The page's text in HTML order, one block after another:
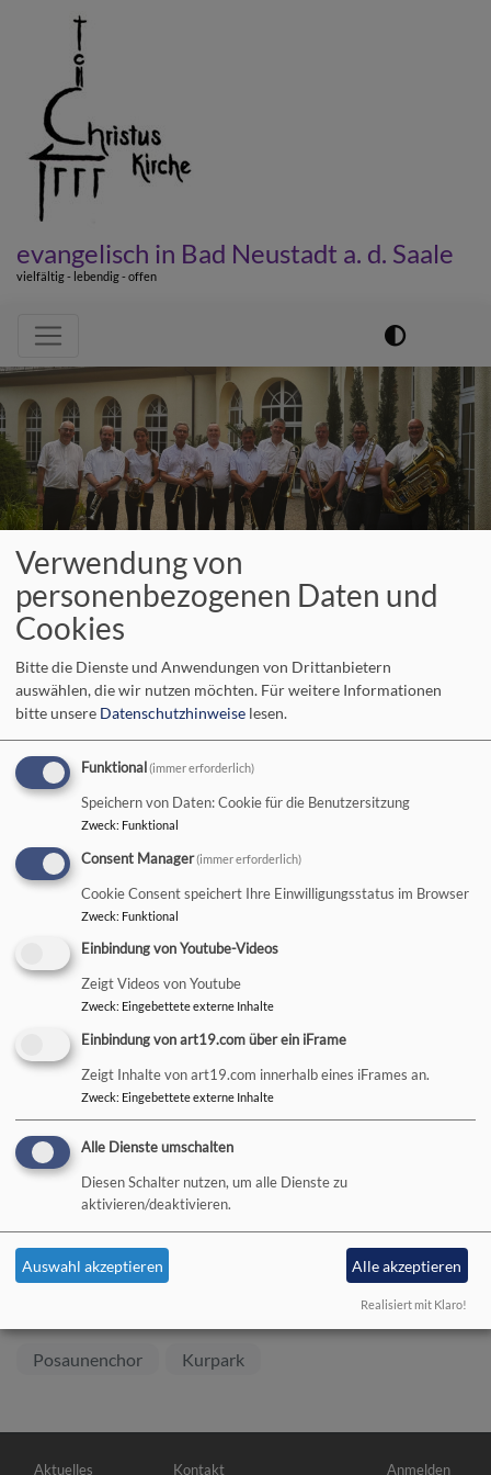
evangelisch in Bad Neustadt a. d. Saale
vielfältig - lebendig - offen
Hauptnavigation
Sommersound im Kurpark
Sommersound im
Kurpark
Musik und Geschichten
waren am Mittwochabend, dem 26. Juni 2024 im Kurpark in
Bad Neustadt auf der Bühne der Wandelhalle zu hören.
DerEvangelische Posaunenchor Heilig´s Blech
Leitung von KMD Thomas Riegler ein buntes Programm von
klassischen Intraden, bekannten Volksliedern und modernen
Pop-Arrangements. Pfarrer Harald Richter erzählte in den
Musikpausen heitere und besinnliche Geschichten. Etwa 70
Posaunenchor Kurpark
Hauptnavigation
Aktuelles Fußbereichsmenü
Kontakt Benutzermenü
Anmelden
Verwendung von
personenbezogenen Daten und
Cookies
Bitte die Dienste und Anwendungen von Drittanbietern
auswählen, die wir nutzen möchten. Für weitere Informationen
bitte unsere Datenschutzhinweise lesen.
Funktional (immer erforderlich)
Speichern von Daten: Cookie für die Benutzersitzung
Zweck: Funktional
Consent Manager(immer erforderlich)
Cookie Consent speichert Ihre Einwilligungsstatus im Browser
Zweck: Funktional
Einbindung von Youtube-Videos
Zeigt Videos von Youtube
Zweck: Eingebettete externe Inhalte
Einbindung von art19.com über ein iFrame
Zeigt Inhalte von art19.com innerhalb eines iFrames an.
Zweck: Eingebettete externe Inhalte
Alle Dienste umschalten
Diesen Schalter nutzen, um alle Dienste zu
aktivieren/deaktivieren.
Auswahl akzeptieren Alle akzeptieren
Realisiert mit Klaro!